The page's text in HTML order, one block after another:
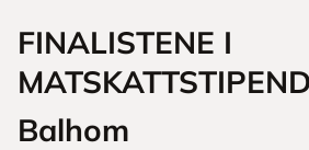
FINALISTENE I
Balhom